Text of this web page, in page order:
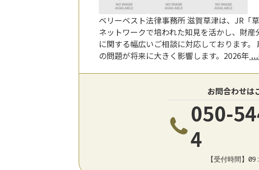
ベリーベスト法律事務所 滋賀草津は、JR「
ネットワークで培われた知見を活かし、財
に関する幅広いご相談に対応しております
の問題が将来に大きく影響します。2026年
お問合わせは
050-
4
【受付時間】